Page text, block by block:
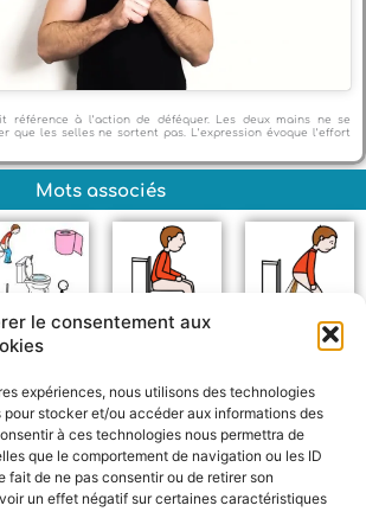
le consentement aux
expériences, nous utilisons des technologies
stocker et/ou accéder aux informations des
à ces technologies nous permettra de
que le comportement de navigation ou les ID
fait de ne pas consentir ou de retirer son
un effet négatif sur certaines caractéristiques
référence à l’action de déféquer. Les deux mains ne se
que les selles ne sortent pas. L’expression évoque l’effort
Mots associés
Toilettes Diarrhée